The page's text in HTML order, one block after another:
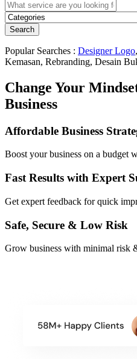
Search
Popular Searches : Designer Logo,
Kemasan, Rebranding, Desain
Change Your
Business
Affordable Business
Boost your business on a budget
Fast Results with Expert
Get expert feedback for quick
Safe, Secure & Low Risk
Grow business with minimal risk